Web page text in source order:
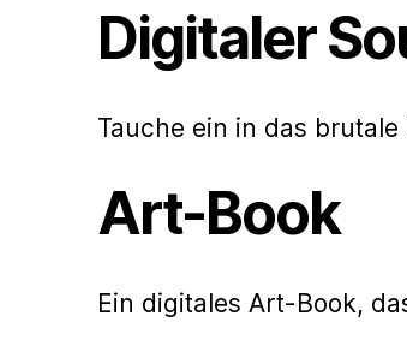
Digitaler
Tauche ein in das
Art-Book
Ein digitales Art-Book,